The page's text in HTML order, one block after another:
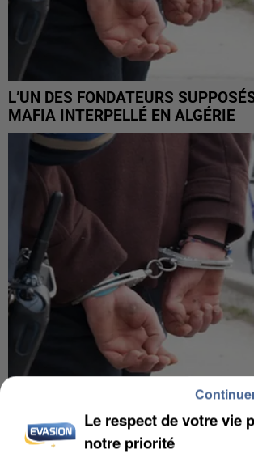
L’UN DES FONDATEURS
MAFIA INTERPELLÉ EN ALGÉRIE
INTERPELLÉ EN ALGÉRIE
Le respect de votre vie
notre priorité